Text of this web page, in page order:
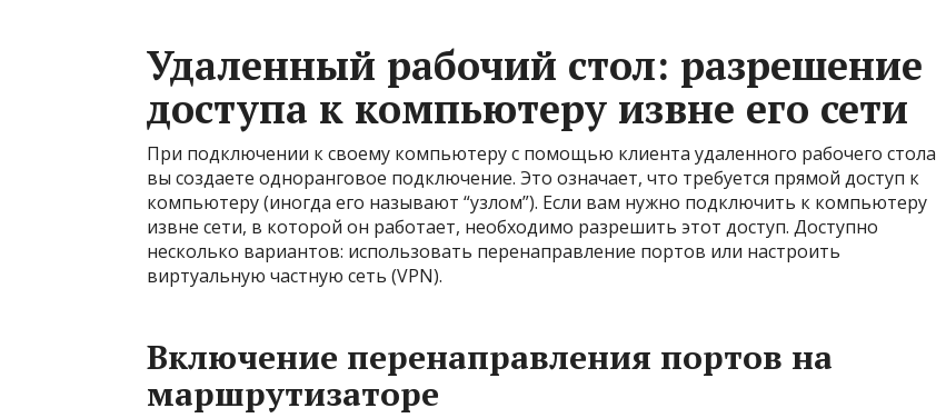
Удаленный рабочий стол: разрешение
доступа к компьютеру извне его сети
При подключении к своему компьютеру с помощью клиента удаленного рабочего стола
вы создаете одноранговое подключение. Это означает, что требуется прямой доступ к
компьютеру (иногда его называют “узлом”). Если вам нужно подключить к компьютеру
извне сети, в которой он работает, необходимо разрешить этот доступ. Доступно
несколько вариантов: использовать перенаправление портов или настроить
виртуальную частную сеть (VPN).
Включение перенаправления портов на
маршрутизаторе